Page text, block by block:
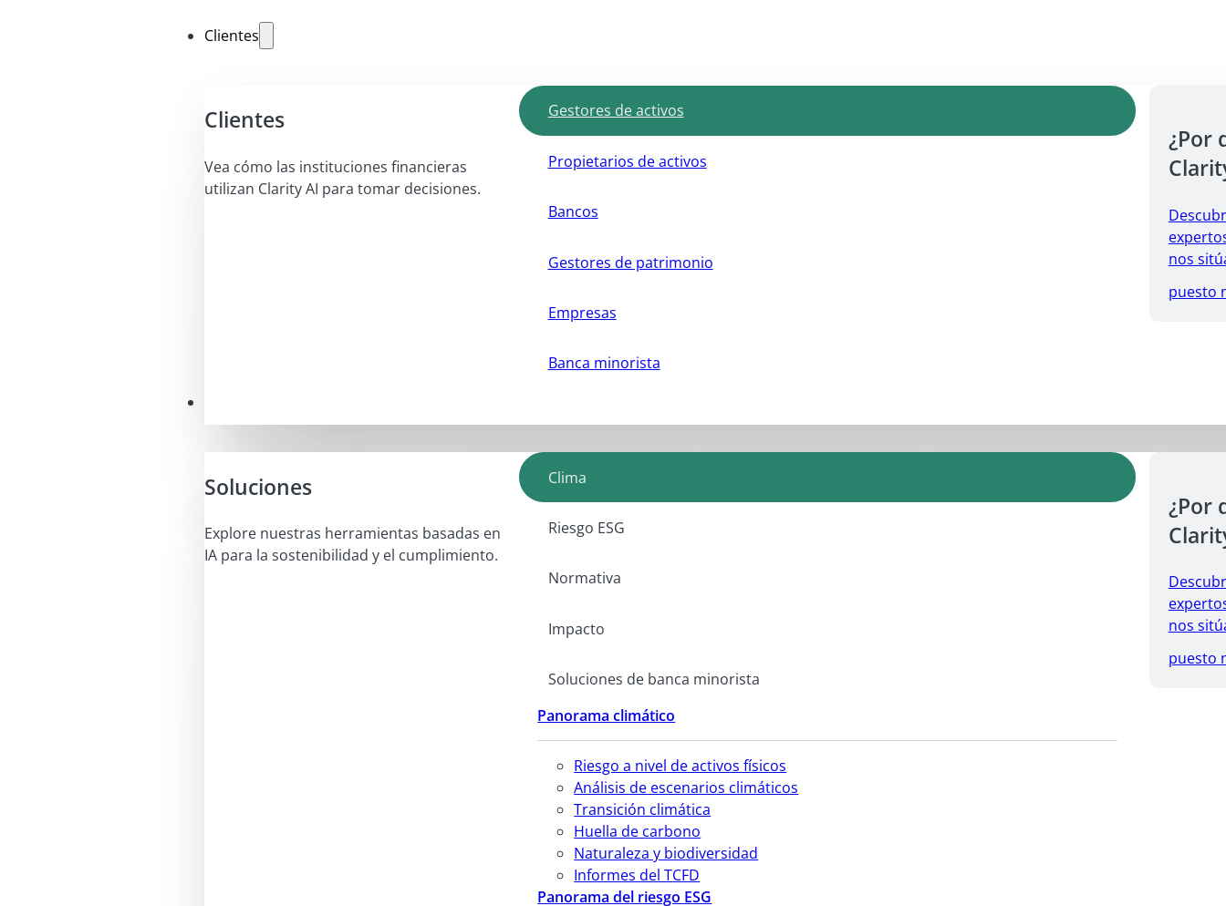
Clientes
Clientes
Vea cómo las instituciones financieras
utilizan Clarity AI para tomar decisiones.
Gestores de activos
Propietarios de activos
Bancos
Gestores de patrimonio
Empresas
Banca minorista
¿Por
nos
puesto
Soluciones
Explore nuestras herramientas basadas en
IA para la sostenibilidad y el cumplimiento.
Clima
Riesgo ESG
Normativa
Impacto
Soluciones de banca minorista
Panorama climático
Riesgo a nivel de activos físicos
Análisis de escenarios climáticos
Transición climática
Huella de carbono
Naturaleza y biodiversidad
Informes del TCFD
Panorama del riesgo ESG
¿Por
nos
puesto